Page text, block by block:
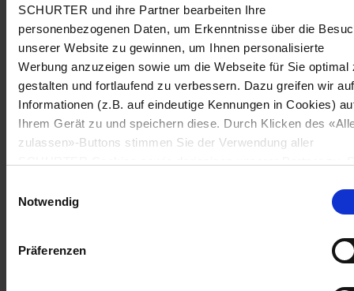
SCHURTER und ihre Partner bearbeiten Ihre
personenbezogenen Daten, um Erkenntnisse über die
unserer Website zu gewinnen, um Ihnen personalisierte
Werbung anzuzeigen sowie um die Webseite für Sie optimal
gestalten und fortlaufend zu verbessern. Dazu greifen wir auf
Informationen (z.B. auf eindeutige Kennungen in Cookies)
Ihrem Gerät zu und speichern diese. Durch Klicken des
zulassen»-Buttons stimmen Sie der Verwendung aller
«Cookie-Einstellungen verwalten» am Seitenende klicken.
Einstellungen werden unseren Partnern gemeldet und haben
keinen Einfluss auf die Browserdaten. Weitere Informationen
erhalten Sie in unserer
Notwendig
Präferenzen